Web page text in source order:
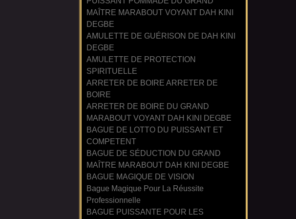
MAÎTRE MARABOUT VOYANT DAH KINI
DEGBE
AMULETTE DE GUÉRISON DE DAH KINI
DEGBE
AMULETTE DE PROTECTION
SPIRITUELLE
ARRETER DE BOIRE ARRETER DE
BOIRE
ARRETER DE BOIRE DU GRAND
MARABOUT VOYANT DAH KINI DEGBE
BAGUE DE LOTTO DU PUISSANT ET
COMPETENT
BAGUE DE SÉDUCTION DU GRAND
MAÎTRE MARABOUT DAH KINI DEGBE
BAGUE MAGIQUE DE VISION
Bague Magique Pour La Réussite
Professionnelle
BAGUE PUISSANTE POUR LES